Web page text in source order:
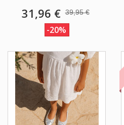
31,96 € 39,95 €
-20%